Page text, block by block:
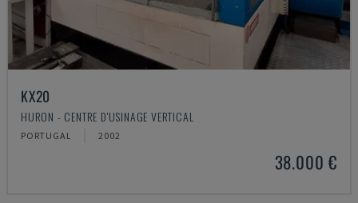
KX20
HURON - CENTRE D'USINAGE VERTICAL
PORTUGAL 2002
38.000 €